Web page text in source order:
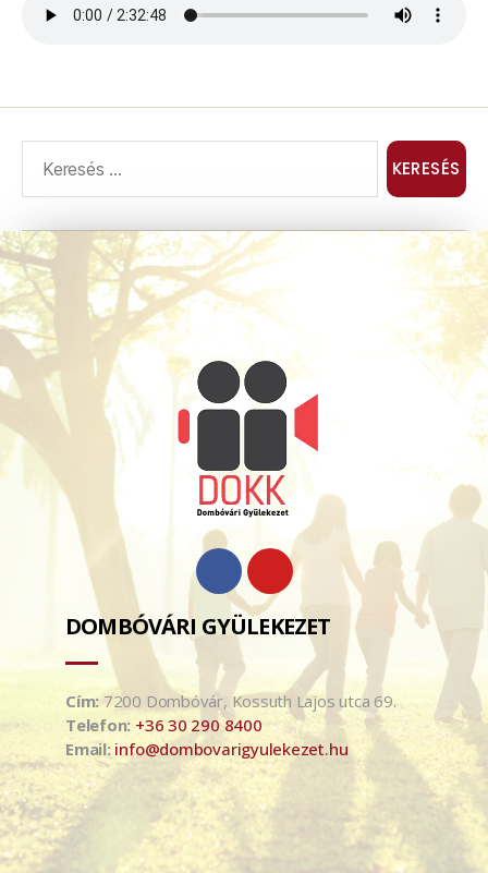
DOMBÓVÁRI GYÜLEKEZET
Cím: 7200 Dombóvár, Kossuth Lajos utca 69.
Telefon: +36 30 290 8400
Email:info@dombovarigyulekezet.hu